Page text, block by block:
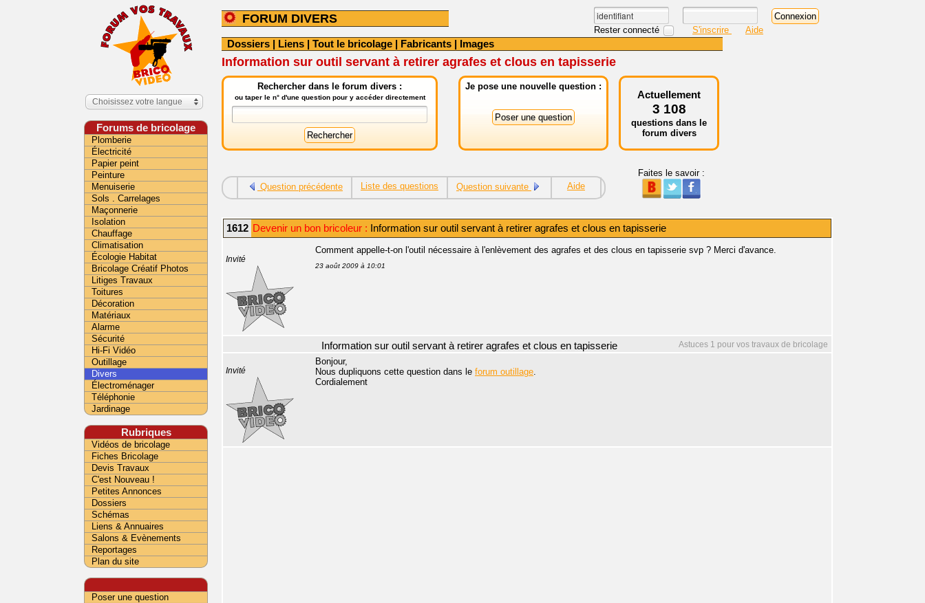
FORUM DIVERS
Rester connecté S'inscrire Aide
Dossiers | Liens | Tout le bricolage | Fabricants | Images
Information sur outil servant à retirer agrafes et clous en tapisserie
Rechercher dans le forum divers :
ou taper le n° d'une question pour y accéder directement
Je pose une nouvelle question :
Actuellement
3 108
questions dans le
forum divers
Question précédente Liste des questions Question suivante Aide
Faites le savoir :
1612 Devenir un bon bricoleur : Information sur outil servant à retirer agrafes et clous en tapisserie
Invité
Comment appelle-t-on l'outil nécessaire à l'enlèvement des agrafes et des clous en tapisserie svp ? Merci d'avance.
23 août 2009 à 10:01
Astuces 1 pour vos travaux de bricolage
Information sur outil servant à retirer agrafes et clous en tapisserie
Invité
Bonjour,
Nous dupliquons cette question dans le forum outillage.
Cordialement
Choisissez votre langue
Forums de bricolage
Plomberie
Électricité
Papier peint
Peinture
Menuiserie
Sols . Carrelages
Maçonnerie
Isolation
Chauffage
Climatisation
Écologie Habitat
Bricolage Créatif Photos
Litiges Travaux
Toitures
Décoration
Matériaux
Alarme
Sécurité
Hi-Fi Vidéo
Outillage
Divers
Électroménager
Téléphonie
Jardinage
Rubriques
Vidéos de bricolage
Fiches Bricolage
Devis Travaux
C'est Nouveau !
Petites Annonces
Dossiers
Schémas
Liens & Annuaires
Salons & Evènements
Reportages
Plan du site
Poser une question